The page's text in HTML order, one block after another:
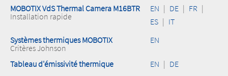
MOBOTIX VdS Thermal Camera M16BTR
Installation rapide
EN | DE | FR |
ES | IT
Systèmes thermiques MOBOTIX
Critères Johnson
EN
Tableau d'émissivité thermique EN | DE